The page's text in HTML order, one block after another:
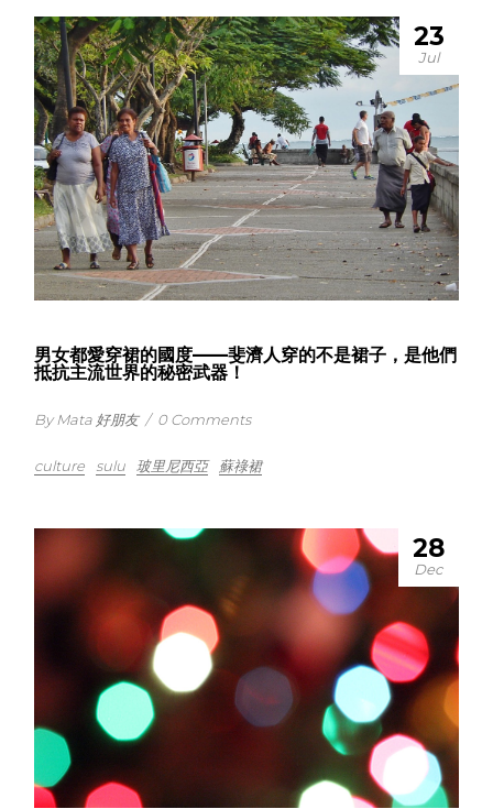
23
Jul
男女都愛穿裙的國度——斐濟人穿的不是裙子，是他們
抵抗主流世界的秘密武器！
By Mata 好朋友 / 0 Comments
culture sulu 玻里尼西亞 蘇祿裙
28
Dec